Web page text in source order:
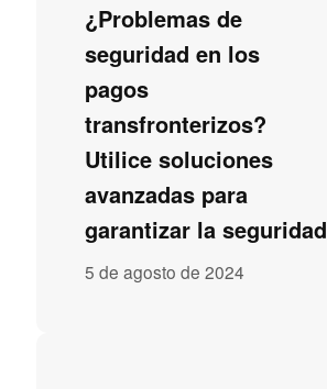
¿Problemas de
seguridad en los
pagos
transfronterizos?
Utilice soluciones
avanzadas para
garantizar la seguridad
5 de agosto de 2024